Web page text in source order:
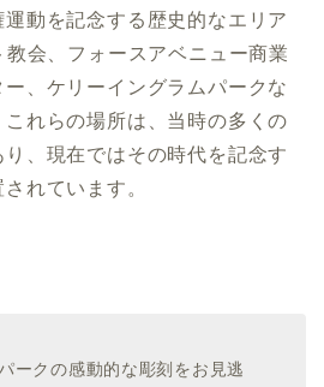
動を記念する歴史的なエリア
会、フォースアベニュー商業
、ケリーイングラムパークな
れらの場所は、当時の多くの
、現在ではその時代を記念す
れています。
ークの感動的な彫刻をお見逃